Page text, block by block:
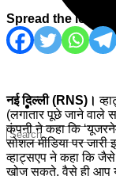
Spread the love
नई दिल्ली (RNS)।
(लगातार पूछे जाने वाले
कंपनी ने कहा कि
सोशल मीडिया पर
व्हाट्सएप ने कहा कि
खोज सकते, वैसे ही आप